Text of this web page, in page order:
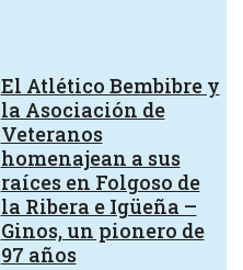
El Atlético Bembibre y
la Asociación de
Veteranos
homenajean a sus
raíces en Folgoso de
la Ribera e Igüeña –
Ginos, un pionero de
97 años